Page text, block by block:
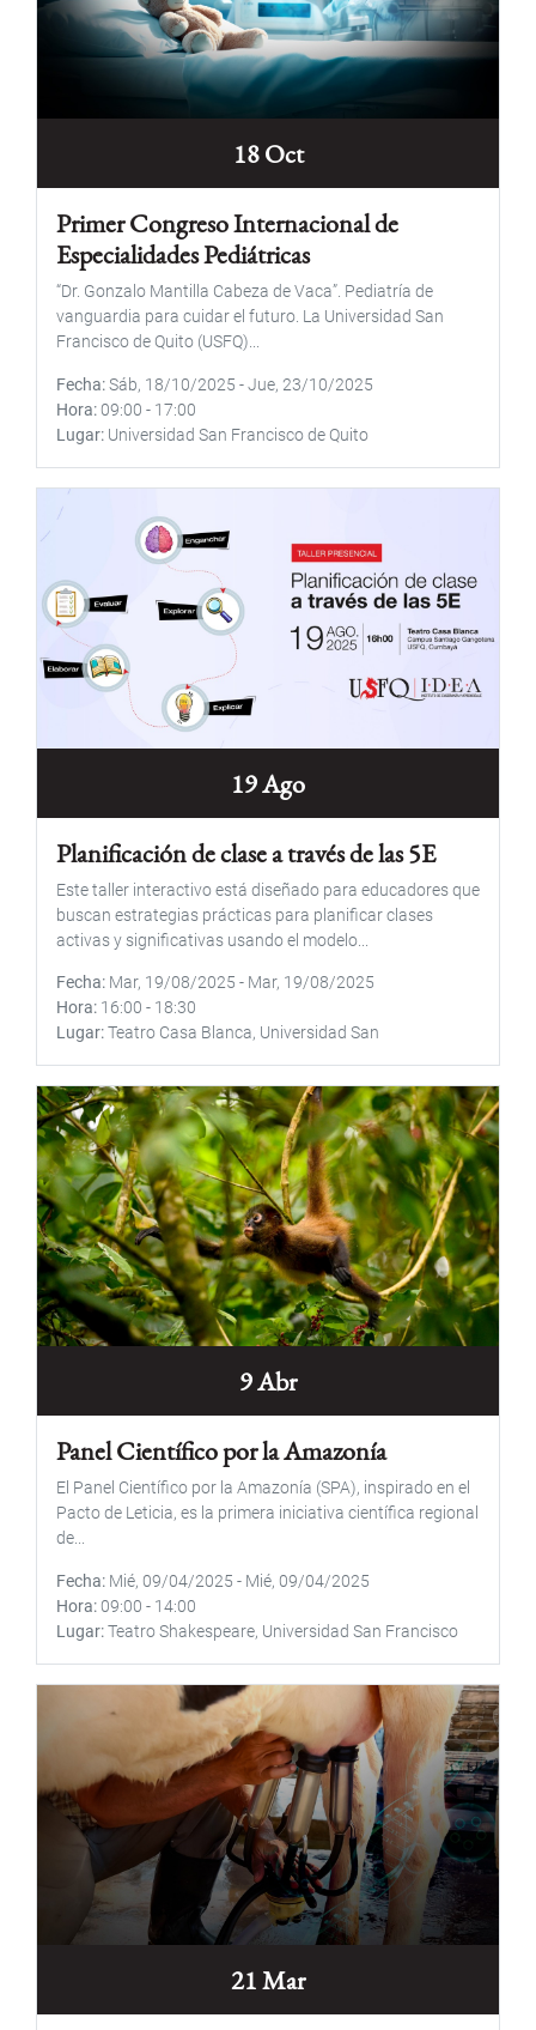
18 Oct
Primer Congreso Internacional de
Especialidades Pediátricas
“Dr. Gonzalo Mantilla Cabeza de Vaca”. Pediatría de
vanguardia para cuidar el futuro. La Universidad San
Francisco de Quito (USFQ)...
Fecha Sáb, 18/10/2025 -Jue, 23/10/2025
Hora 09:00 - 17:00
Lugar Universidad San Francisco de Quito
19 Ago
Planificación de clase a través de las 5E
Este taller interactivo está diseñado para educadores que
buscan estrategias prácticas para planificar clases
activas y significativas usando el modelo...
Fecha Mar, 19/08/2025 - Mar, 19/08/2025
Hora 16:00 - 18:30
Lugar Teatro Casa Blanca, Universidad San
9 Abr
Panel Científico por la Amazonía
El Panel Científico por la Amazonía (SPA), inspirado en el
Pacto de Leticia, es la primera iniciativa científica regional
de...
Fecha Mié, 09/04/2025 - Mié, 09/04/2025
Hora 09:00 - 14:00
Lugar Teatro Shakespeare, Universidad San Francisco
21 Mar